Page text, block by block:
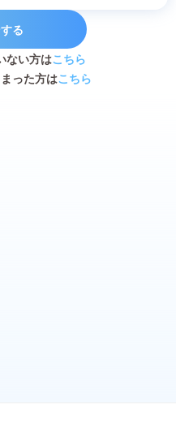
る
ない方はこちら
った方はこちら